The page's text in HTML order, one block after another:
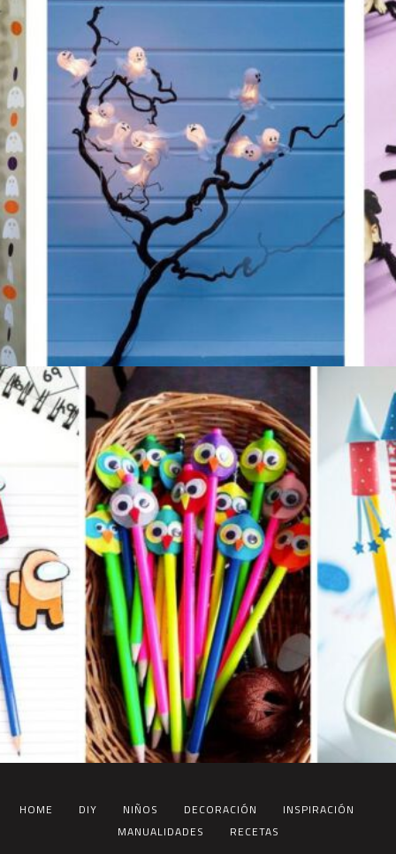
HOME DIY NIÑOS DECORACIÓN
INSPIRACIÓN
MANUALIDADES
RECETAS